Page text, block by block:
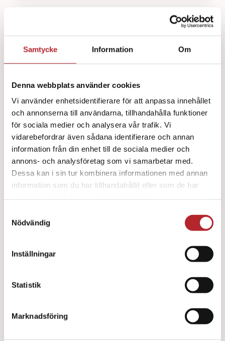
Samtycke Information Om
Denna webbplats använder cookies
Vi använder enhetsidentifierare för att anpassa innehållet
och annonserna till användarna, tillhandahålla funktioner
för sociala medier och analysera vår trafik. Vi
vidarebefordrar även sådana identifierare och annan
information från din enhet till de sociala medier och
annons- och analysföretag som vi samarbetar med.
Dessa kan i sin tur kombinera informationen med annan
information som du har tillhandahållit eller som de har
Nödvändig
Inställningar
Statistik
Marknadsföring
39kr